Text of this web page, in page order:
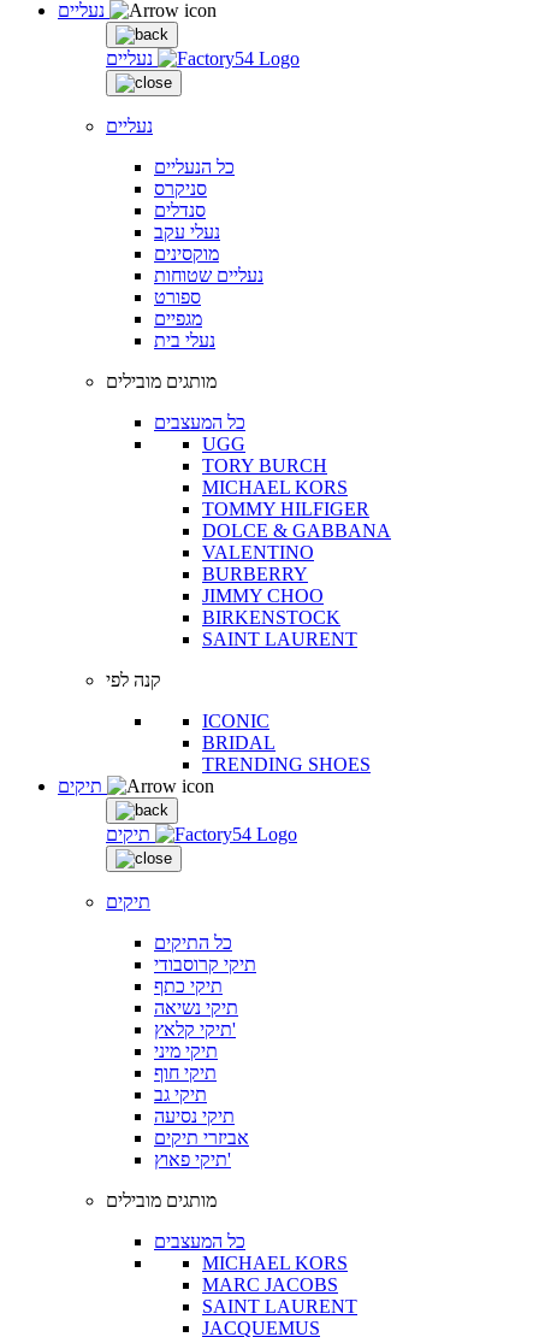
נעליים
נעליים
כל הנעליים
סניקרס
סנדלים
נעלי עקב
מוקסינים
נעליים שטוחות
ספורט
מגפיים
נעלי בית
מותגים מובילים
כל המעצבים
UGG
TORY BURCH
MICHAEL KORS
TOMMY HILFIGER
DOLCE & GABBANA
VALENTINO
BURBERRY
JIMMY CHOO
BIRKENSTOCK
SAINT LAURENT
קנה לפי
ICONIC
BRIDAL
TRENDING SHOES
תיקים
תיקים
כל התיקים
תיקי קרוסבודי
תיקי כתף
תיקי נשיאה
תיקי קלאץ'
תיקי מיני
תיקי חוף
תיקי גב
תיקי נסיעה
אביזרי תיקים
תיקי פאוץ'
מותגים מובילים
כל המעצבים
MICHAEL KORS
MARC JACOBS
SAINT LAURENT
JACQUEMUS